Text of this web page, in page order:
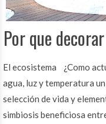
Por que
El ecosistema ¿Como
agua, luz y temperatura
selección de vida y
simbiosis beneficiosa